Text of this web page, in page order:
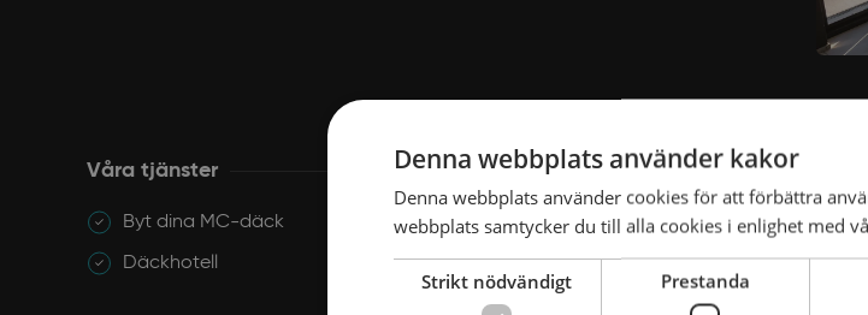
Våra tjänster
Byt dina MC-däck
Däckhotell
Personbilsdäck
TPMS
Denna webbplats använder kakor
Denna webbplats använder cookies för att förbättra
webbplats samtycker du till alla cookies i enlighet med
Strikt nödvändigt Prestanda